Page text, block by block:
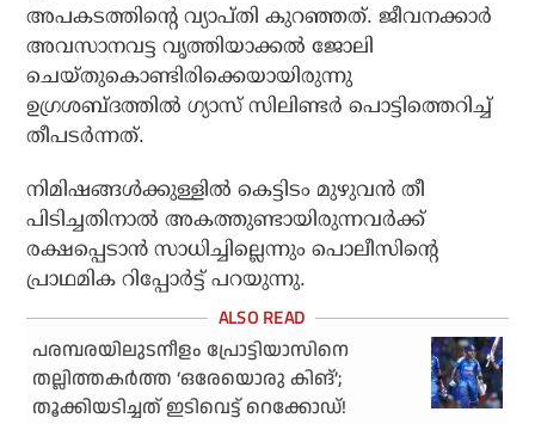
അപകടത്തിന്റെ വ്യാപ്തി കുറഞ്ഞത്. ജീവനക്കാര്‍
അവസാനവട്ട വൃത്തിയാക്കല്‍ ജോലി
ചെയ്തുകൊണ്ടിരിക്കെയായിരുന്നു
ഉഗ്രശബ്ദത്തില്‍ ഗ്യാസ് സിലിണ്ടര്‍ പൊട്ടിത്തെറിച്ച്
തീപടര്‍ന്നത്.
നിമിഷങ്ങള്‍ക്കുള്ളില്‍ കെട്ടിടം മുഴുവന്‍ തീ
പിടിച്ചതിനാല്‍ അകത്തുണ്ടായിരുന്നവര്‍ക്ക്
രക്ഷപ്പെടാന്‍ സാധിച്ചില്ലെന്നും പൊലീസിന്റെ
പ്രാഥമിക റിപ്പോര്‍ട്ട് പറയുന്നു.
പരമ്പരയിലുടനീളം പ്രോട്ടിയാസിനെ
തല്ലിത്തകര്‍ത്ത ‘ഒരേയൊരു കിങ്’;
തൂക്കിയടിച്ചത് ഇടിവെട്ട് റെക്കോഡ്!